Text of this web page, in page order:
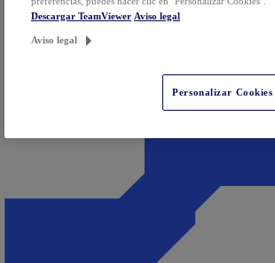
Descargar TeamViewer Aviso legal
Aviso legal
Personalizar Cookies